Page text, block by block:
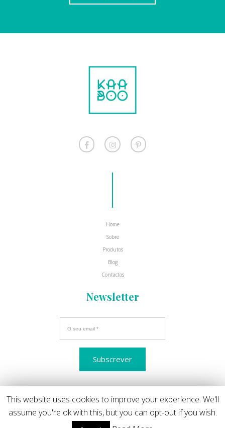
Home
Sobre
Produtos
Blog
Contactos
Newsletter
Todos os preços incluem IVA à taxa legal em vigor
Métodos de pagamento disponíveis: Multibanco, MBWay e Paypal
This website uses cookies to improve your experience. We'll
assume you're ok with this, but you can opt-out if you wish.